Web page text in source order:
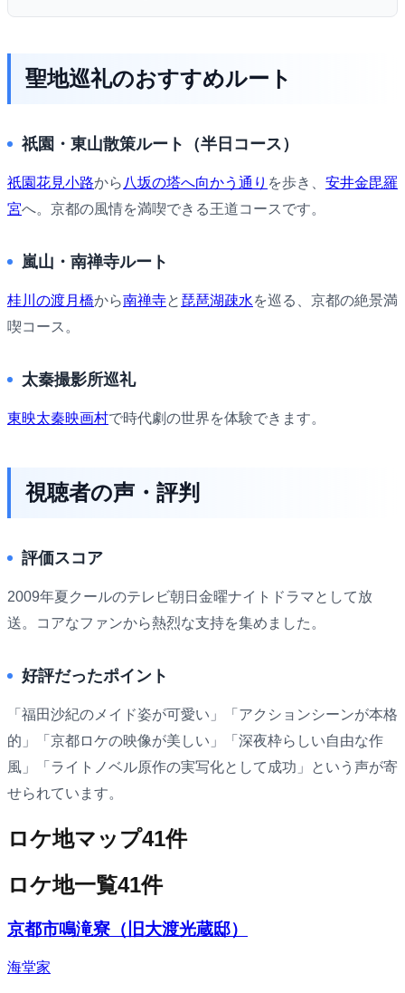
聖地巡礼のおすすめルート
祇園・東山散策ルート（半日コース）
祇園花見小路から 八坂の塔へ向かう通り を歩き、 安井金毘羅
宮へ。京都の風情を満喫できる王道コースです。
嵐山・南禅寺ルート
桂川の渡月橋から南禅寺と 琵琶湖疎水を巡る、京都の絶景満
喫コース。
太秦撮影所巡礼
東映太秦映画村で時代劇の世界を体験できます。
視聴者の声・評判
評価スコア
2009年夏クールのテレビ朝日金曜ナイトドラマとして放
送。コアなファンから熱烈な支持を集めました。
好評だったポイント
「福田沙紀のメイド姿が可愛い」「アクションシーンが本格
的」「京都ロケの映像が美しい」「深夜枠らしい自由な作
風」「ライトノベル原作の実写化として成功」という声が寄
せられています。
ロケ地マップ41件
ロケ地一覧41件
京都市鳴滝寮（旧大渡光蔵邸）
海堂家